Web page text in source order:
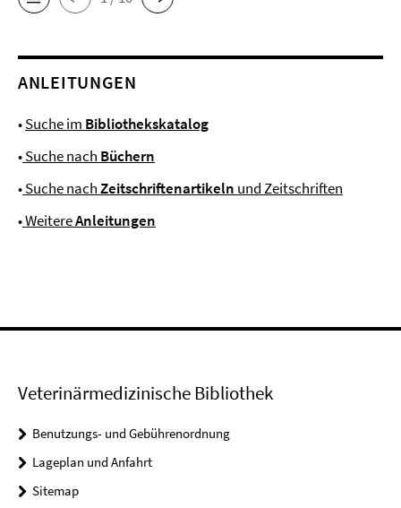
ANLEITUNGEN
•Suche im Bibliothekskatalog
•Suche nach Büchern
•Suche nachZeitschriftenartikeln und Zeitschriften
•WeitereAnleitungen
Veterinärmedizinische Bibliothek
Benutzungs- und Gebührenordnung
Lageplan und Anfahrt
Sitemap